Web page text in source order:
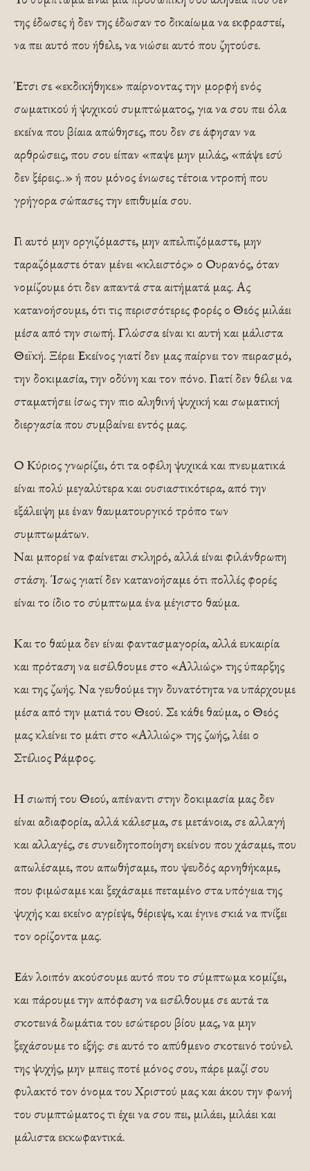
της έδωσες ή δεν της έδωσαν το δικαίωμα να εκφραστεί,
να πει αυτό που ήθελε, να νιώσει αυτό που ζητούσε.
Έτσι σε «εκδικήθηκε» παίρνοντας την μορφή ενός
σωματικού ή ψυχικού συμπτώματος, για να σου πει όλα
εκείνα που βίαια απώθησες, που δεν σε άφησαν να
αρθρώσεις, που σου είπαν «παψε μην μιλάς, «πάψε εσύ
δεν ξέρεις..» ή που μόνος ένιωσες τέτοια ντροπή που
γρήγορα σώπασες την επιθυμία σου.
Γι αυτό μην οργιζόμαστε, μην απελπιζόμαστε, μην
ταραζόμαστε όταν μένει «κλειστός» ο Ουρανός, όταν
νομίζουμε ότι δεν απαντά στα αιτήματά μας. Ας
κατανοήσουμε, ότι τις περισσότερες φορές ο Θεός μιλάει
μέσα από την σιωπή. Γλώσσα είναι κι αυτή και μάλιστα
Θεϊκή. Ξέρει Εκείνος γιατί δεν μας παίρνει τον πειρασμό,
την δοκιμασία, την οδύνη και τον πόνο. Γιατί δεν θέλει να
σταματήσει ίσως την πιο αληθινή ψυχική και σωματική
διεργασία που συμβαίνει εντός μας.
Ο Κύριος γνωρίζει, ότι τα οφέλη ψυχικά και πνευματικά
είναι πολύ μεγαλύτερα και ουσιαστικότερα, από την
εξάλειψη με έναν θαυματουργικό τρόπο των
συμπτωμάτων.
Ναι μπορεί να φαίνεται σκληρό, αλλά είναι φιλάνθρωπη
στάση. Ίσως γιατί δεν κατανοήσαμε ότι πολλές φορές
είναι το ίδιο το σύμπτωμα ένα μέγιστο θαύμα.
Και το θαύμα δεν είναι φαντασμαγορία, αλλά ευκαιρία
και πρόταση να εισέλθουμε στο «Αλλιώς» της ύπαρξης
και της ζωής. Να γευθούμε την δυνατότητα να υπάρχουμε
μέσα από την ματιά του Θεού. Σε κάθε θαύμα, ο Θεός
μας κλείνει το μάτι στο «Αλλιώς» της ζωής, λέει ο
Στέλιος Ράμφος.
Η σιωπή του Θεού, απέναντι στην δοκιμασία μας δεν
είναι αδιαφορία, αλλά κάλεσμα, σε μετάνοια, σε αλλαγή
και αλλαγές, σε συνειδητοποίηση εκείνου που χάσαμε, που
απωλέσαμε, που απωθήσαμε, που ψευδός αρνηθήκαμε,
που φιμώσαμε και ξεχάσαμε πεταμένο στα υπόγεια της
ψυχής και εκείνο αγρίεψε, θέριεψε, και έγινε σκιά να πνίξει
τον ορίζοντα μας.
Εάν λοιπόν ακούσουμε αυτό που το σύμπτωμα κομίζει,
και πάρουμε την απόφαση να εισέλθουμε σε αυτά τα
σκοτεινά δωμάτια του εσώτερου βίου μας, να μην
ξεχάσουμε το εξής: σε αυτό το απύθμενο σκοτεινό τούνελ
της ψυχής, μην μπεις ποτέ μόνος σου, πάρε μαζί σου
φυλακτό τον όνομα του Χριστού μας και άκου την φωνή
του συμπτώματος τι έχει να σου πει, μιλάει, μιλάει και
μάλιστα εκκωφαντικά.